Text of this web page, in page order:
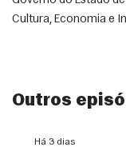
Cultura, Economia e
Outros
Há 3 dias